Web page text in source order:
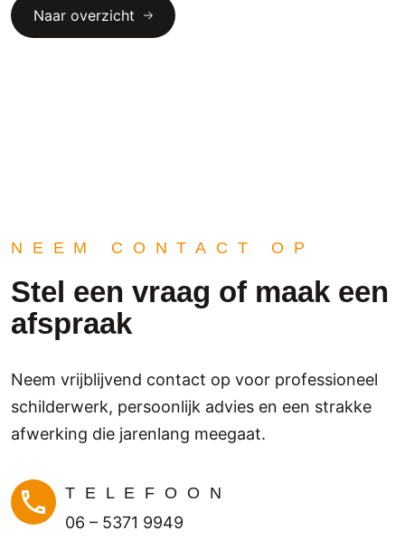
Naar overzicht
NEEM CONTACT OP
Stel een vraag of maak een
afspraak
Neem vrijblijvend contact op voor professioneel
schilderwerk, persoonlijk advies en een strakke
afwerking die jarenlang meegaat.
TELEFOON
06 – 5371 9949